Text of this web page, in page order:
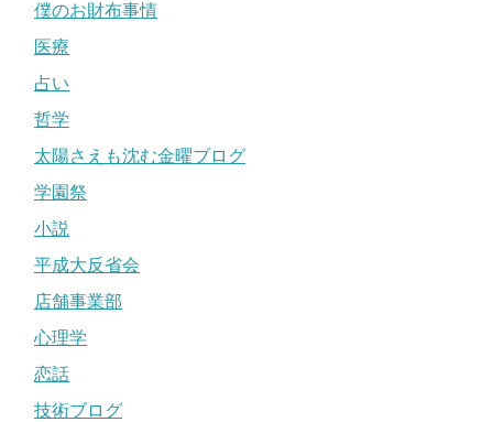
僕のお財布事情
医療
占い
哲学
太陽さえも沈む金曜ブログ
学園祭
小説
平成大反省会
店舗事業部
心理学
恋話
技術ブログ